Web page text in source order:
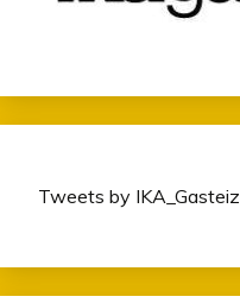
Tweets by IKA_Gasteiz